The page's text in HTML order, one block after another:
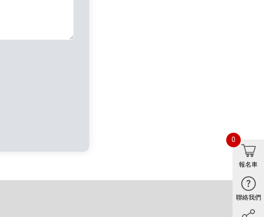
報名車
0
聯絡我們